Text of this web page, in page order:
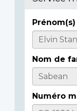
sur
Prénom(s)
Nom de
Numéro